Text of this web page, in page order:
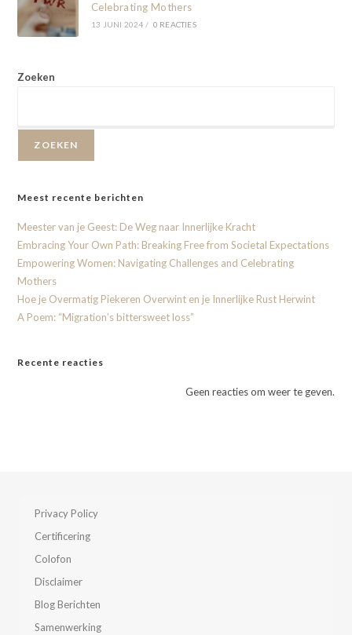
Celebrating Mothers
13 JUNI 2024 / 0 REACTIES
Zoeken
ZOEKEN
Meest recente berichten
Meester van je Geest: De Weg naar Innerlijke Kracht
Embracing Your Own Path: Breaking Free from Societal Expectations
Empowering Women: Navigating Challenges and Celebrating
Mothers
Hoe je Overmatig Piekeren Overwint en je Innerlijke Rust Herwint
A Poem: “Migration’s bittersweet loss”
Recente reacties
Geen reacties om weer te geven.
Privacy Policy
Certificering
Colofon
Disclaimer
Blog Berichten
Samenwerking